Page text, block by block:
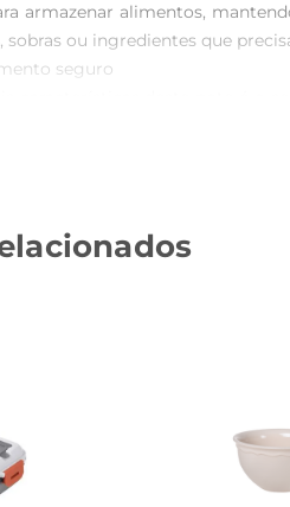
armazenar alimentos,
sobras ou ingredientes que
seguro
preocupar com vazamentos. O
o pote é leve, o que facilita o
O pote é adequado para o